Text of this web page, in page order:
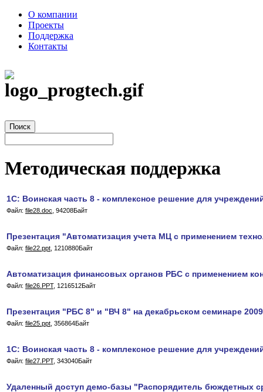
О компании
Проекты
Поддержка
Контакты
Методическая поддержка
1С: Воинская часть 8 - комплексное решение для
Файл: file28.doc , 94208Байт
Презентация "Автоматизация учета МЦ с применением
Файл: file22.ppt , 1210880Байт
Автоматизация финансовых органов РБС с применением
Файл: file26.PPT, 1216512Байт
Презентация "РБС 8" и "ВЧ 8" на декабрьском семинаре 2009
Файл: file25.ppt , 356864Байт
1С: Воинская часть 8 - комплексное решение для
Файл: file27.PPT, 343040Байт
Удаленный доступ демо-базы "Распорядитель бюждетных